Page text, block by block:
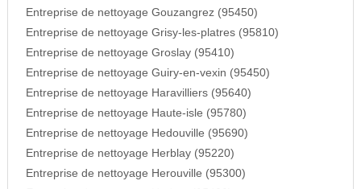
Entreprise de nettoyage Gouzangrez (95450)
Entreprise de nettoyage Grisy-les-platres (95810)
Entreprise de nettoyage Groslay (95410)
Entreprise de nettoyage Guiry-en-vexin (95450)
Entreprise de nettoyage Haravilliers (95640)
Entreprise de nettoyage Haute-isle (95780)
Entreprise de nettoyage Hedouville (95690)
Entreprise de nettoyage Herblay (95220)
Entreprise de nettoyage Herouville (95300)